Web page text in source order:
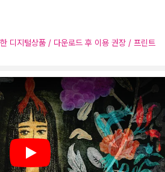
디지털상품 / 다운로드 후 이용 권장 / 프린트
Play